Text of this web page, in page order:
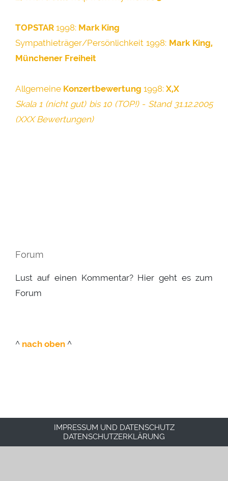
TOPSTAR 1998: Mark King
Sympathieträger/Persönlichkeit 1998: Mark King,
Münchener Freiheit
Allgemeine Konzertbewertung 1998: X,X
Skala 1 (nicht gut) bis 10 (TOP!) - Stand 31.12.2005
(XXX Bewertungen)
Forum
Lust auf einen Kommentar? Hier geht es zum
Forum
^ nach oben ^
IMPRESSUM UND DATENSCHUTZ
DATENSCHUTZERKLÄRUNG